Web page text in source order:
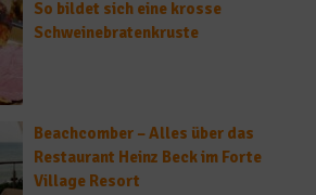
So bildet sich eine krosse
Schweinebratenkruste
Beachcomber – Alles über das
Restaurant Heinz Beck im Forte
Village Resort